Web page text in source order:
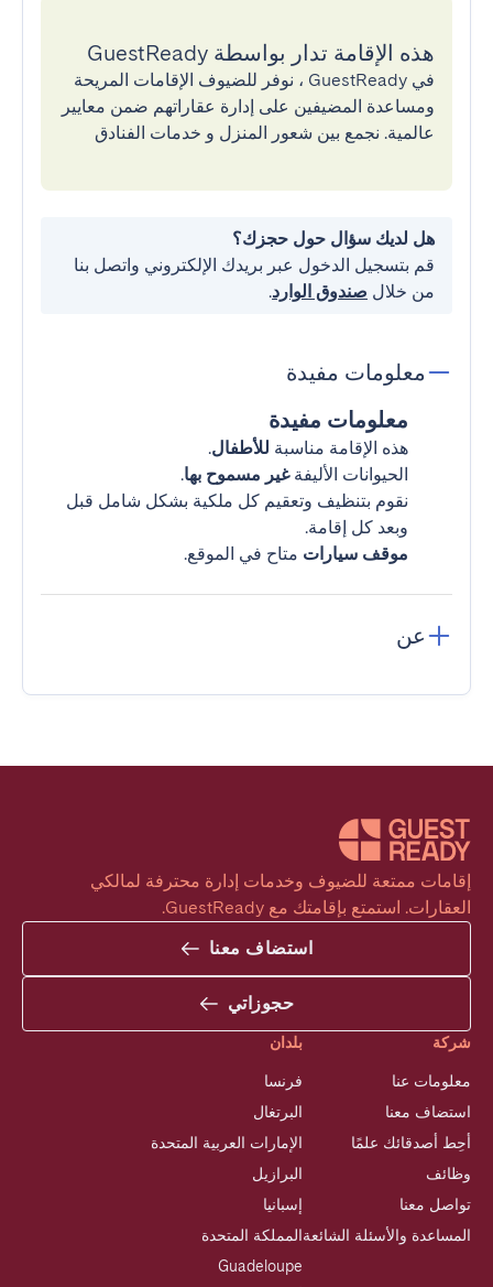
هذه الإقامة تدار بواسطة GuestReady
في GuestReady ، نوفر للضيوف الإقامات المريحة
ومساعدة المضيفين على إدارة عقاراتهم ضمن معايير
عالمية. نجمع بين شعور المنزل و خدمات الفنادق
هل لديك سؤال حول حجزك؟
قم بتسجيل الدخول عبر بريدك الإلكتروني واتصل بنا
من خلال صندوق الوارد.
معلومات مفيدة
معلومات مفيدة
هذه الإقامة مناسبة للأطفال.
الحيوانات الأليفةغير مسموح بها.
نقوم بتنظيف وتعقيم كل ملكية بشكل شامل قبل
وبعد كل إقامة.
موقف سيارات متاح في الموقع.
عن
العقارات. استمتع بإقامتك مع GuestReady.
استضاف معنا
حجوزاتي
شركة
معلومات عنا
استضاف معنا
أحِط أصدقائك علمًا
وظائف
تواصل معنا
المساعدة والأسئلة الشائعة
بلدان
فرنسا
البرتغال
الإمارات العربية المتحدة
البرازيل
إسبانيا
المملكة المتحدة
Guadeloupe